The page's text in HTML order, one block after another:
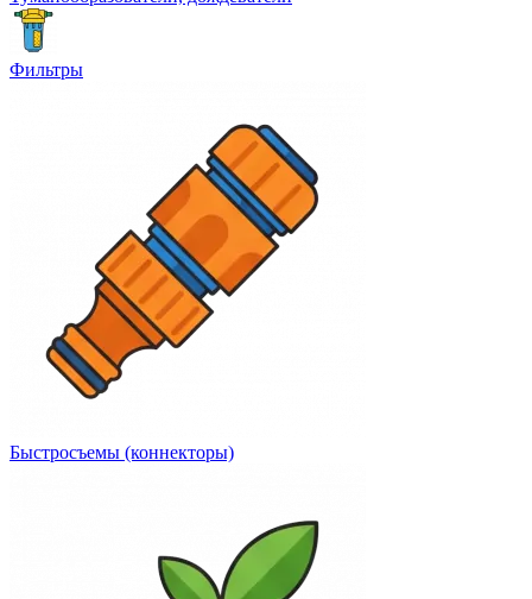
Фильтры
Быстросъемы (коннекторы)